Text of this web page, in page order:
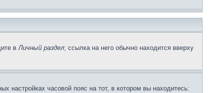
вЛичный раздел; ссылка на него обычно находится вверху
настройках часовой пояс на тот, в котором вы находитесь: